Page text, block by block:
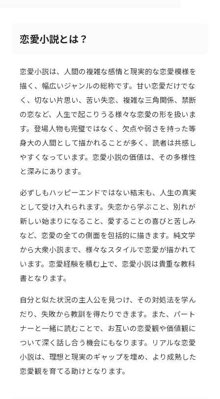
恋愛小説とは？
恋愛小説は、人間の複雑な感情と現実的な恋愛模様を
描く、幅広いジャンルの総称です。甘い恋愛だけでな
く、切ない片思い、苦い失恋、複雑な三角関係、禁断
の恋など、人生で起こりうる様々な恋愛の形を扱いま
す。登場人物も完璧ではなく、欠点や弱さを持った等
身大の人間として描かれることが多く、読者は共感し
やすくなっています。恋愛小説の価値は、その多様性
と深みにあります。
必ずしもハッピーエンドではない結末も、人生の真実
として受け入れられます。失恋から学ぶこと、別れが
新しい始まりになること、愛することの喜びと苦しみ
など、恋愛の全ての側面を包括的に描きます。純文学
から大衆小説まで、様々なスタイルで恋愛が描かれて
います。恋愛経験を積む上で、恋愛小説は貴重な教科
書となります。
自分と似た状況の主人公を見つけ、その対処法を学ん
だり、失敗から教訓を得たりできます。また、パート
ナーと一緒に読むことで、お互いの恋愛観や価値観に
ついて深く話し合う機会にもなります。リアルな恋愛
小説は、理想と現実のギャップを埋め、より成熟した
恋愛観を育てる助けとなります。